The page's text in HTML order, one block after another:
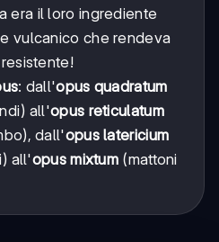
era il loro ingrediente
vulcanico che rendeva
: dall'opus quadratum
all'opus reticulatum
dall'opus latericium
all'opus mixtum (mattoni